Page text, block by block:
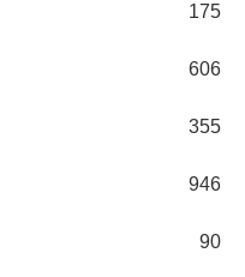
175
606
355
946
90